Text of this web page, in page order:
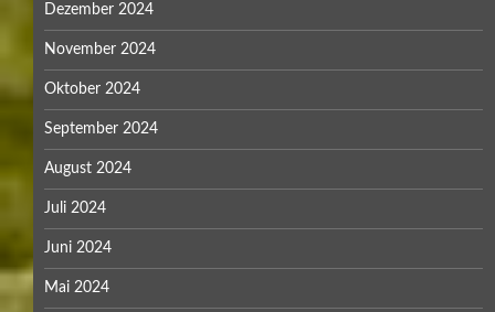
Dezember 2024
November 2024
Oktober 2024
September 2024
August 2024
Juli 2024
Juni 2024
Mai 2024